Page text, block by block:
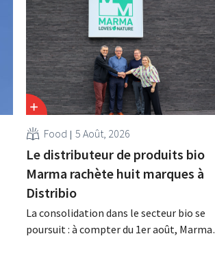
Food 5 Août, 2026
Le distributeur de produits bio
Marma rachète huit marques à
Distribio
La consolidation dans le secteur bio se
poursuit : à compter du 1er août, Marma,